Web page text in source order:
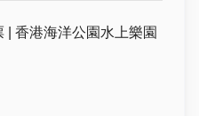
| 香港海洋公園水上樂園